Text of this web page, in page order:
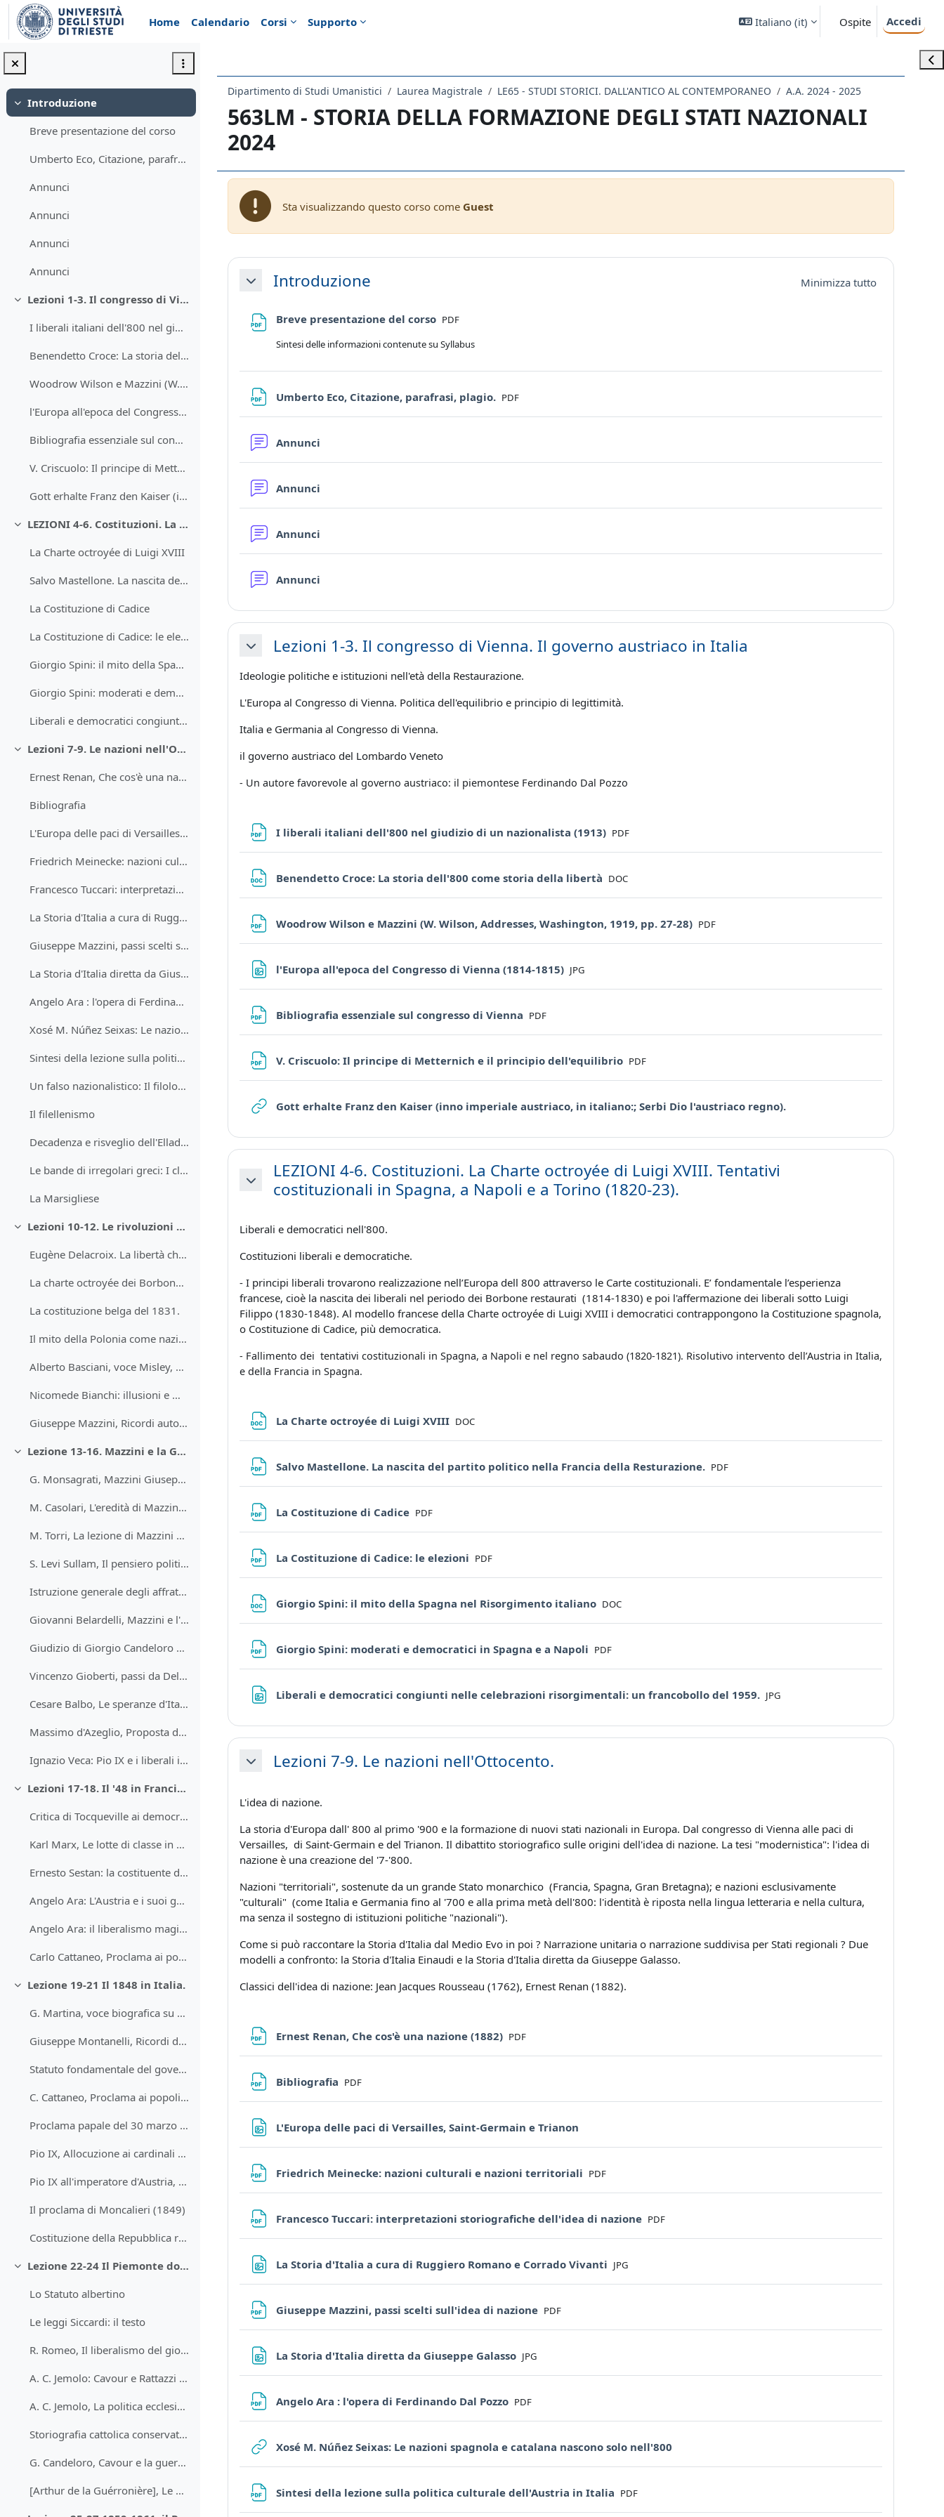
Vai al contenuto principale
Home
Calendario Corsi Supporto Italiano ‎(it)‎ Ospite Accedi
Minimizza
Introduzione
Breve presentazione del corso
Umberto Eco, Citazione, parafrasi, plagio.
Annunci
Annunci
Annunci
Annunci
Minimizza
Lezioni 1-3. Il congresso di Vienna. Il governo austriaco in Italia
I liberali italiani dell'800 nel giudizio di un nazionalista (1913)
Benendetto Croce: La storia dell'800 come storia della libertà
Woodrow Wilson e Mazzini (W. Wilson, Addresses, Washington, 1919, pp. 27-28)
l'Europa all'epoca del Congresso di Vienna (1814-1815)
Bibliografia essenziale sul congresso di Vienna
V. Criscuolo: Il principe di Metternich e il principio dell'equilibrio
Gott erhalte Franz den Kaiser (inno imperiale austriaco, in italiano:; Serbi Dio l'austriaco regno).
Minimizza
LEZIONI 4-6. Costituzioni. La Charte octroyée di Luigi XVIII. Tentativi costituzionali in Spagna, a Napoli e a Torino (1820-23).
La Charte octroyée di Luigi XVIII
Salvo Mastellone. La nascita del partito politico nella Francia della Resturazione.
La Costituzione di Cadice
La Costituzione di Cadice: le elezioni
Giorgio Spini: il mito della Spagna nel Risorgimento italiano
Giorgio Spini: moderati e democratici in Spagna e a Napoli
Liberali e democratici congiunti nelle celebrazioni risorgimentali: un francobollo del 1959.
Minimizza
Lezioni 7-9. Le nazioni nell'Ottocento.
Ernest Renan, Che cos'è una nazione (1882)
Bibliografia
L'Europa delle paci di Versailles, Saint-Germain e Trianon
Friedrich Meinecke: nazioni culturali e nazioni territoriali
Francesco Tuccari: interpretazioni storiografiche dell'idea di nazione
La Storia d'Italia a cura di Ruggiero Romano e Corrado Vivanti
Giuseppe Mazzini, passi scelti sull'idea di nazione
La Storia d'Italia diretta da Giuseppe Galasso
Angelo Ara : l'opera di Ferdinando Dal Pozzo
Xosé M. Núñez Seixas: Le nazioni spagnola e catalana nascono solo nell'800
Sintesi della lezione sulla politica culturale dell'Austria in Italia
Un falso nazionalistico: Il filologo Václav Hanka e i manoscritti di Dvůr Králové (1817) in antico boemo.
Il filellenismo
Decadenza e risveglio dell'Ellade. Lord Byron,Il pellegrinaggio del giovane Aroldo
Le bande di irregolari greci: I clefti
La Marsigliese
Minimizza
Lezioni 10-12. Le rivoluzioni del 1830 e 1831 in Francia e Belgio.
Eugène Delacroix. La libertà che guida il popolo (1830)
La charte octroyée dei Borbone (1814) e la Charte emendata di Luigi Filippo (1830)
La costituzione belga del 1831.
Il mito della Polonia come nazione martire
Alberto Basciani, voce Misley, Enrico in: Dizionario biografico degli Italiani, vol. 75, Roma 2011.
Nicomede Bianchi: illusioni e municipalismo dei patrioti bolognesi del 1831
Giuseppe Mazzini, Ricordi autobiografici sul 1830
Minimizza
Lezione 13-16. Mazzini e la Giovine Italia. I moderati. L'elezione di Pio IX.
G. Monsagrati, Mazzini Giuseppe, in: Dizionario biografico degli Italiani, vol. 72, Roma, 2008.
M. Casolari, L'eredità di Mazzini, Garibaldi e del Risorgimento nel nazionalismo indiano (abstract)
M. Torri, La lezione di Mazzini nel nazionalismo indiano dell'800
S. Levi Sullam, Il pensiero politico di Mazzini
Istruzione generale degli affratellati della Giovine Italia, 1831
Giovanni Belardelli, Mazzini e l' idea di nazione
Giudizio di Giorgio Candeloro su Vincenzo Gioberti.
Vincenzo Gioberti, passi da Del primato morale e civile degli italiani (1843)
Cesare Balbo, Le speranze d'Italia, Parigi, 1844.
Massimo d'Azeglio, Proposta di un programma per l'opinione nazionale italiana (1847)
Ignazio Veca: Pio IX e i liberali italiani
Minimizza
Lezioni 17-18. Il '48 in Francia e in Germania
Critica di Tocqueville ai democratici francesi del 1848
Karl Marx, Le lotte di classe in Francia dal 1848 al 1850
Ernesto Sestan: la costituente di Francoforte
Angelo Ara: L'Austria e i suoi generali
Angelo Ara: il liberalismo magiaro e le altre nazionalità del Regno d'Ungheria
Carlo Cattaneo, Proclama ai popoli della monarchia austriaca, marzo 1848
Minimizza
Lezione 19-21 Il 1848 in Italia.
G. Martina, voce biografica su Pio IX [fino al 1849]
Giuseppe Montanelli, Ricordi di un colloquio con Pio IX
Statuto fondamentale del governo temporale degli Stati della Chiesa (1848)
C. Cattaneo, Proclama ai popoli della monarchia asburgica
Proclama papale del 30 marzo 1848
Pio IX, Allocuzione ai cardinali del 29 aprile 1848
Pio IX all'imperatore d'Austria, 3 maggio 1848
Il proclama di Moncalieri (1849)
Costituzione della Repubblica romana (1849)
Minimizza
Lezione 22-24 Il Piemonte dopo il 49
Lo Statuto albertino
Le leggi Siccardi: il testo
R. Romeo, Il liberalismo del giovane Cavour
A. C. Jemolo: Cavour e Rattazzi tra giurisdizionalismo e separatismo
A. C. Jemolo, La politica ecclesiastica di Cavour
Storiografia cattolica conservatrice: Angela Pellicciari
G. Candeloro, Cavour e la guerra di Crimea (1855)
[Arthur de la Guérronière], Le pape et le Congrès, Paris 1859
Dipartimento di Studi Umanistici Laurea Magistrale LE65 - STUDI STORICI. DALL'ANTICO AL CONTEMPORANEO A.A. 2024 - 2025
563LM - STORIA DELLA FORMAZIONE DEGLI STATI NAZIONALI
2024
Sta visualizzando questo corso come Guest
Schema della sezione
MinimizzaIntroduzione Minimizza tutto
Breve presentazione del corso File
PDF
Sintesi delle informazioni contenute su Syllabus
Umberto Eco, Citazione, parafrasi, plagio. File
PDF
Annunci
Annunci
Annunci
Annunci
MinimizzaLezioni 1-3. Il congresso di Vienna. Il governo austriaco in Italia
Ideologie politiche e istituzioni nell'età della Restaurazione.
L'Europa al Congresso di Vienna. Politica dell'equilibrio e principio di legittimità.
Italia e Germania al Congresso di Vienna.
il governo austriaco del Lombardo Veneto
- Un autore favorevole al governo austriaco: il piemontese Ferdinando Dal Pozzo
I liberali italiani dell'800 nel giudizio di un nazionalista (1913) File
PDF
Benendetto Croce: La storia dell'800 come storia della libertà File
DOC
Woodrow Wilson e Mazzini (W. Wilson, Addresses, Washington, 1919, pp. 27-28) File
PDF
l'Europa all'epoca del Congresso di Vienna (1814-1815) File
JPG
Bibliografia essenziale sul congresso di Vienna File
PDF
V. Criscuolo: Il principe di Metternich e il principio dell'equilibrio File
PDF
Gott erhalte Franz den Kaiser (inno imperiale austriaco, in italiano:; Serbi Dio l'austriaco regno).URL
Minimizza
LEZIONI 4-6. Costituzioni. La Charte octroyée di Luigi XVIII. Tentativi
costituzionali in Spagna, a Napoli e a Torino (1820-23).
Liberali e democratici nell'800.
Costituzioni liberali e democratiche.
- I principi liberali trovarono realizzazione nell’Europa dell 800 attraverso le Carte costituzionali. E’ fondamentale l’esperienza
francese, cioè la nascita dei liberali nel periodo dei Borbone restaurati (1814-1830) e poi l'affermazione dei liberali sotto Luigi
Filippo (1830-1848). Al modello francese della Charte octroyée di Luigi XVIII i democratici contrappongono la Costituzione spagnola,
o Costituzione di Cadice, più democratica.
- Fallimento dei tentativi costituzionali in Spagna, a Napoli e nel regno sabaudo (1820-1821). Risolutivo intervento dell’Austria in Italia,
e della Francia in Spagna.
La Charte octroyée di Luigi XVIII File
DOC
Salvo Mastellone. La nascita del partito politico nella Francia della Resturazione. File
PDF
La Costituzione di Cadice File
PDF
La Costituzione di Cadice: le elezioni File
PDF
Giorgio Spini: il mito della Spagna nel Risorgimento italiano File
DOC
Giorgio Spini: moderati e democratici in Spagna e a Napoli File
PDF
Liberali e democratici congiunti nelle celebrazioni risorgimentali: un francobollo del 1959. File
JPG
MinimizzaLezioni 7-9. Le nazioni nell'Ottocento.
L'idea di nazione.
La storia d'Europa dall' 800 al primo '900 e la formazione di nuovi stati nazionali in Europa. Dal congresso di Vienna alle paci di
Versailles, di Saint-Germain e del Trianon. Il dibattito storiografico sulle origini dell'idea di nazione. La tesi "modernistica": l'idea di
nazione è una creazione del '7-'800.
Nazioni "territoriali", sostenute da un grande Stato monarchico (Francia, Spagna, Gran Bretagna); e nazioni esclusivamente
"culturali" (come Italia e Germania fino al '700 e alla prima metà dell'800: l'identità è riposta nella lingua letteraria e nella cultura,
ma senza il sostegno di istituzioni politiche "nazionali").
Come si può raccontare la Storia d'Italia dal Medio Evo in poi ? Narrazione unitaria o narrazione suddivisa per Stati regionali ? Due
modelli a confronto: la Storia d'Italia Einaudi e la Storia d'Italia diretta da Giuseppe Galasso.
Classici dell'idea di nazione: Jean Jacques Rousseau (1762), Ernest Renan (1882).
Ernest Renan, Che cos'è una nazione (1882) File
PDF
Bibliografia File
PDF
L'Europa delle paci di Versailles, Saint-Germain e Trianon
Friedrich Meinecke: nazioni culturali e nazioni territoriali File
PDF
Francesco Tuccari: interpretazioni storiografiche dell'idea di nazione File
PDF
La Storia d'Italia a cura di Ruggiero Romano e Corrado Vivanti File
JPG
Giuseppe Mazzini, passi scelti sull'idea di nazione File
PDF
La Storia d'Italia diretta da Giuseppe Galasso File
JPG
Angelo Ara : l'opera di Ferdinando Dal Pozzo File
PDF
Xosé M. Núñez Seixas: Le nazioni spagnola e catalana nascono solo nell'800
Sintesi della lezione sulla politica culturale dell'Austria in Italia File
PDF